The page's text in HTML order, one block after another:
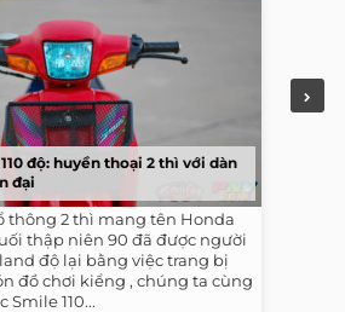
độ: huyền thoại 2 thì với dàn
đại
thông 2 thì mang tên Honda
thập niên 90 đã được người
độ lại bằng việc trang bị
đồ chơi kiểng , chúng ta cùng
Smile 110...